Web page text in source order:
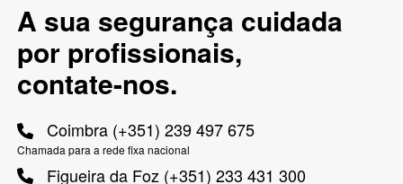
A sua segurança cuidada
por profissionais,
contate-nos.
Coimbra (+351) 239 497 675
Chamada para a rede fixa nacional
Figueira da Foz (+351) 233 431 300